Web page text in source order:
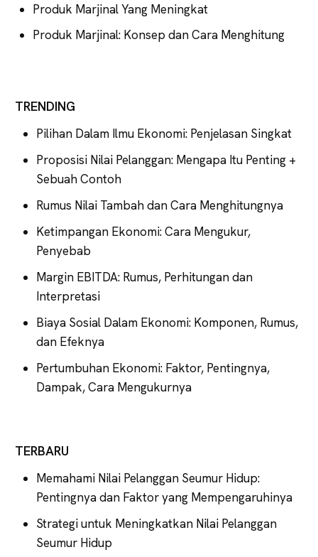
Produk Marjinal Yang Meningkat
Produk Marjinal: Konsep dan Cara Menghitung
TRENDING
Pilihan Dalam Ilmu Ekonomi: Penjelasan Singkat
Proposisi Nilai Pelanggan: Mengapa Itu Penting +
Sebuah Contoh
Rumus Nilai Tambah dan Cara Menghitungnya
Ketimpangan Ekonomi: Cara Mengukur,
Penyebab
Margin EBITDA: Rumus, Perhitungan dan
Interpretasi
Biaya Sosial Dalam Ekonomi: Komponen, Rumus,
dan Efeknya
Pertumbuhan Ekonomi: Faktor, Pentingnya,
Dampak, Cara Mengukurnya
TERBARU
Memahami Nilai Pelanggan Seumur Hidup:
Pentingnya dan Faktor yang Mempengaruhinya
Strategi untuk Meningkatkan Nilai Pelanggan
Seumur Hidup